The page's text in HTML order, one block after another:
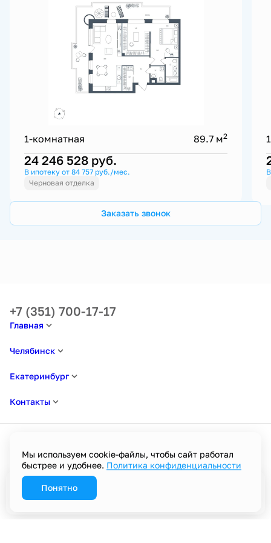
1-комнатная 89.7 м2
24 246 528 руб.
В ипотеку от 84 757 руб./мес.
Черновая отделка
Заказать звонок
Главная
Челябинск
Екатеринбург
Контакты
+7 (351) 700-17-17
Политика в отношении обработки персональных данных
Пользовательское соглашение
Мы используем cookie-файлы, чтобы сайт работал
быстрее и удобнее. Политика конфиденциальности
Понятно